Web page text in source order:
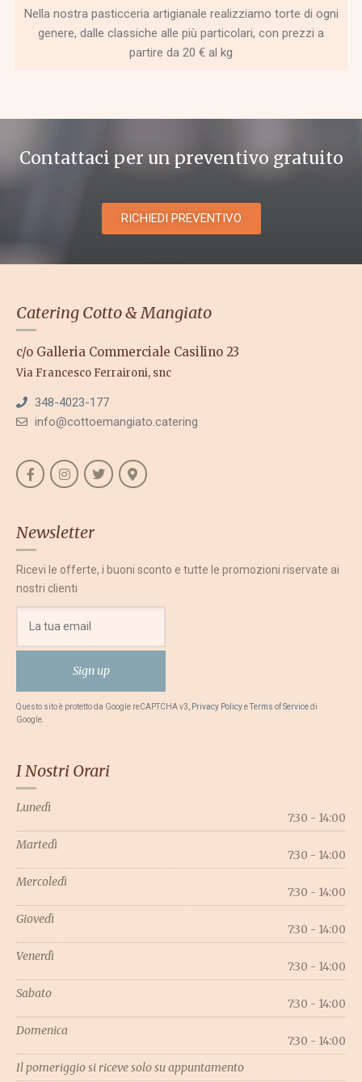
Nella nostra pasticceria artigianale realizziamo torte di ogni
genere, dalle classiche alle più particolari, con prezzi a
partire da 20 € al kg
Contattaci per un preventivo gratuito
RICHIEDI PREVENTIVO
Catering Cotto & Mangiato
c/o Galleria Commerciale Casilino 23
Via Francesco Ferraironi, snc
348-4023-177
info@cottoemangiato.catering
Newsletter
Ricevi le offerte, i buoni sconto e tutte le promozioni riservate ai
nostri clienti
Questo sito è protetto da Google reCAPTCHA v3, Privacy Policye Terms of Servicedi
Google.
I Nostri Orari
Lunedì
7:30 - 14:00
Martedì
7:30 - 14:00
Mercoledì
7:30 - 14:00
Giovedì
7:30 - 14:00
Venerdì
7:30 - 14:00
Sabato
7:30 - 14:00
Domenica
7:30 - 14:00
Il pomeriggio si riceve solo su appuntamento